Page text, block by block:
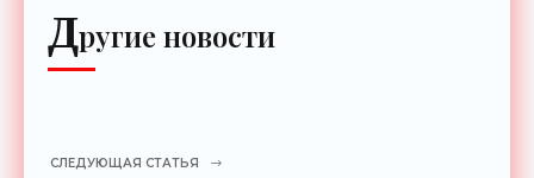
Другие новости
СЛЕДУЮЩАЯ СТАТЬЯ